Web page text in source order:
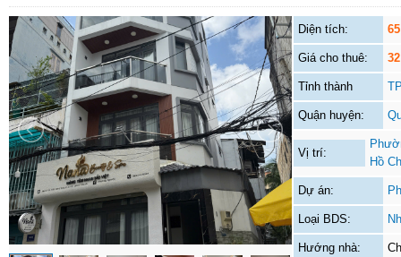
Diện tích: 65
Giá cho thuê: 32
Tỉnh thành
Quận huyện:
Vị trí:
Hồ
Dự án:
Loại BDS:
Hướng nhà: